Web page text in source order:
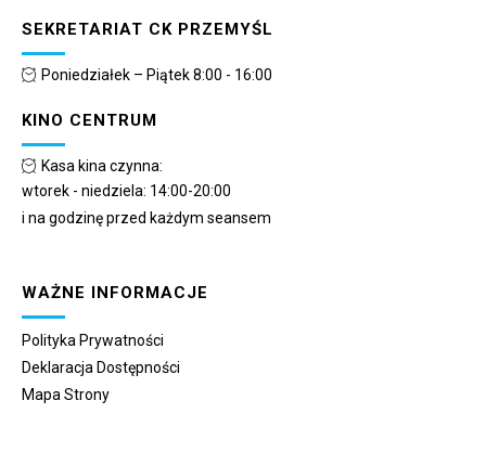
SEKRETARIAT CK PRZEMYŚL
Poniedziałek – Piątek 8:00 - 16:00
KINO CENTRUM
Kasa kina czynna:
wtorek - niedziela: 14:00-20:00
i na godzinę przed każdym seansem
WAŻNE INFORMACJE
Polityka Prywatności
Deklaracja Dostępności
Mapa Strony